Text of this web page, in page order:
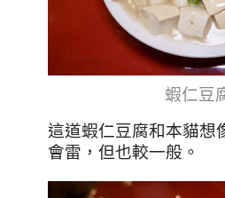
蝦仁豆
這道蝦仁豆腐和本貓想
會雷，但也較一般。